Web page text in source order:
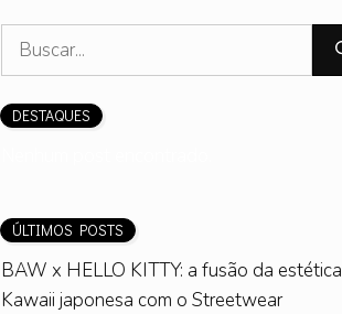
Pesquisar
DESTAQUES
ÚLTIMOS POSTS
BAW x HELLO KITTY: a fusão da estética
Kawaii japonesa com o Streetwear